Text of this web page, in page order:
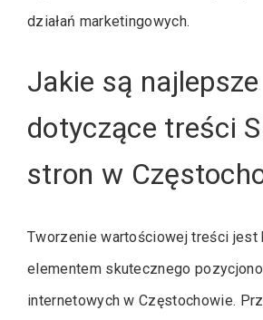
działań marketingowych.
Jakie są
dotyczące treści
stron w
Tworzenie wartościowej treści jest
elementem skutecznego
internetowych w Częstochowie.